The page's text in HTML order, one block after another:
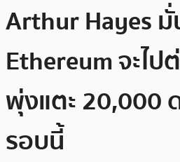
Arthur Hayes มั่
Ethereum จะไป
พุ่งแตะ 20,000
รอบนี้